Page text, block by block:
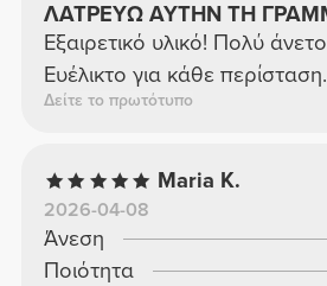
ΛΑΤΡΕΥΩ ΑΥΤΗΝ ΤΗ
Εξαιρετικό υλικό! Πολύ
Ευέλικτο για κάθε περίσταση.
Δείτε το πρωτότυπο
Maria K.
2026-04-08
Άνεση
Ποιότητα